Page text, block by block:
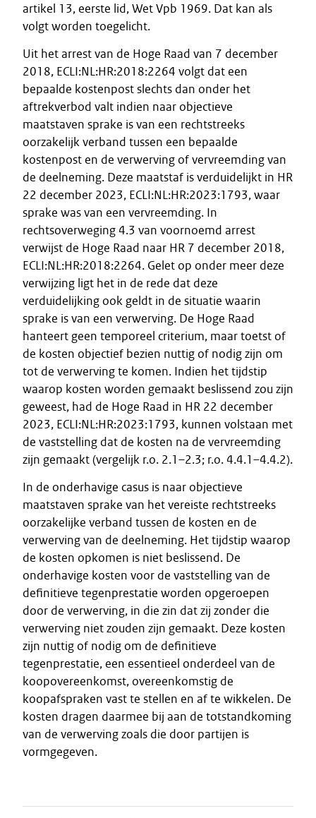
artikel 13, eerste lid, Wet Vpb 1969. Dat kan als
volgt worden toegelicht.
Uit het arrest van de Hoge Raad van 7 december
2018, ECLI:NL:HR:2018:2264 volgt dat een
bepaalde kostenpost slechts dan onder het
aftrekverbod valt indien naar objectieve
maatstaven sprake is van een rechtstreeks
oorzakelijk verband tussen een bepaalde
kostenpost en de verwerving of vervreemding van
de deelneming. Deze maatstaf is verduidelijkt in HR
22 december 2023, ECLI:NL:HR:2023:1793, waar
sprake was van een vervreemding. In
rechtsoverweging 4.3 van voornoemd arrest
verwijst de Hoge Raad naar HR 7 december 2018,
ECLI:NL:HR:2018:2264. Gelet op onder meer deze
verwijzing ligt het in de rede dat deze
verduidelijking ook geldt in de situatie waarin
sprake is van een verwerving. De Hoge Raad
hanteert geen temporeel criterium, maar toetst of
de kosten objectief bezien nuttig of nodig zijn om
tot de verwerving te komen. Indien het tijdstip
waarop kosten worden gemaakt beslissend zou zijn
geweest, had de Hoge Raad in HR 22 december
2023, ECLI:NL:HR:2023:1793, kunnen volstaan met
de vaststelling dat de kosten na de vervreemding
zijn gemaakt (vergelijk r.o. 2.1–2.3; r.o. 4.4.1–4.4.2).
In de onderhavige casus is naar objectieve
maatstaven sprake van het vereiste rechtstreeks
oorzakelijke verband tussen de kosten en de
verwerving van de deelneming. Het tijdstip waarop
de kosten opkomen is niet beslissend. De
onderhavige kosten voor de vaststelling van de
definitieve tegenprestatie worden opgeroepen
door de verwerving, in die zin dat zij zonder die
verwerving niet zouden zijn gemaakt. Deze kosten
zijn nuttig of nodig om de definitieve
tegenprestatie, een essentieel onderdeel van de
koopovereenkomst, overeenkomstig de
koopafspraken vast te stellen en af te wikkelen. De
kosten dragen daarmee bij aan de totstandkoming
van de verwerving zoals die door partijen is
vormgegeven.